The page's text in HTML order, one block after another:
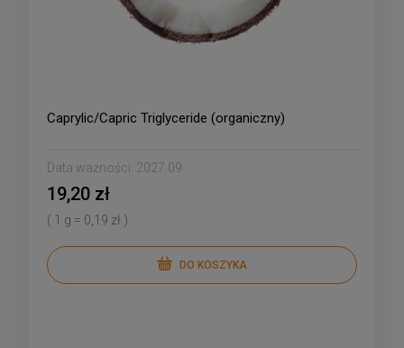
Caprylic/Capric Triglyceride (organiczny)
Data ważności: 2027.09
19,20 zł
( 1 g = 0,19 zł )
DO KOSZYKA